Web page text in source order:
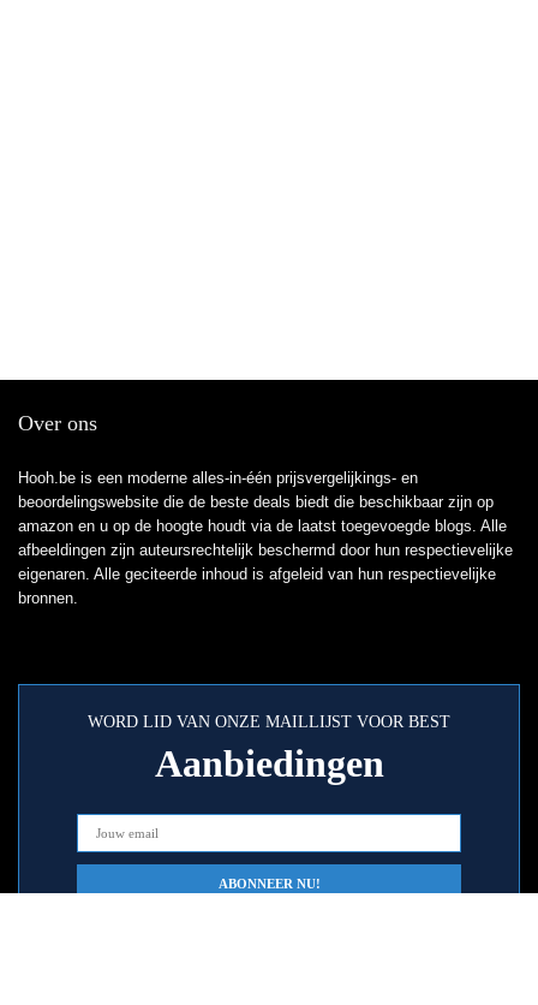
Over ons
Hooh.be is een moderne alles-in-één prijsvergelijkings- en
beoordelingswebsite die de beste deals biedt die beschikbaar zijn op
amazon en u op de hoogte houdt via de laatst toegevoegde blogs. Alle
afbeeldingen zijn auteursrechtelijk beschermd door hun respectievelijke
eigenaren. Alle geciteerde inhoud is afgeleid van hun respectievelijke
bronnen.
WORD LID VAN ONZE MAILLIJST VOOR BEST
Aanbiedingen